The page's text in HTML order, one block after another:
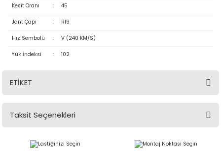
Kesit Oranı : 45
Jant Çapı : R19
Hız Sembolü : V (240 KM/S)
Yük İndeksi : 102
ETİKET
Taksit Seçenekleri